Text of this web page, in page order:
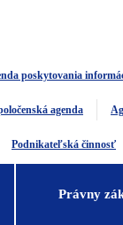
poskytovania
agenda
Podnikateľská činnosť
Právny